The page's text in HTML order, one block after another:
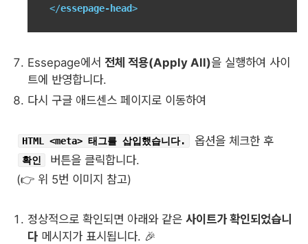
</essepage-head>
Essepage에서 전체 적용(Apply All)을 실행하여 사이
트에 반영합니다.
다시 구글 애드센스 페이지로 이동하여
HTML <meta> 태그를 삽입했습니다. 옵션을 체크한 후
확인
버튼을 클릭합니다.
(👉 위 5번 이미지 참고)
정상적으로 확인되면 아래와 같은 사이트가 확인되었습니
다 메시지가 표시됩니다. 🎉